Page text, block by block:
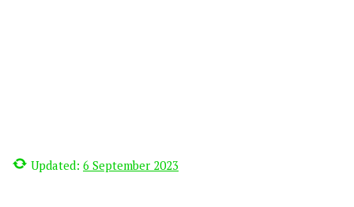
Updated: 6 September 2023